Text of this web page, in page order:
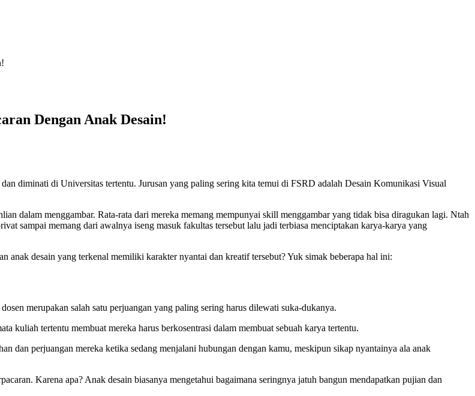
Dengan Anak Desain!
diminati di Universitas tertentu. Jurusan yang paling sering kita temui di FSRD adalah Desain Komunikasi Visual
dalam menggambar. Rata-rata dari mereka memang mempunyai skill menggambar yang tidak bisa diragukan lagi. Ntah
sampai memang dari awalnya iseng masuk fakultas tersebut lalu jadi terbiasa menciptakan karya-karya yang
desain yang terkenal memiliki karakter nyantai dan kreatif tersebut? Yuk simak beberapa hal ini:
merupakan salah satu perjuangan yang paling sering harus dilewati suka-dukanya.
kuliah tertentu membuat mereka harus berkosentrasi dalam membuat sebuah karya tertentu.
dan perjuangan mereka ketika sedang menjalani hubungan dengan kamu, meskipun sikap nyantainya ala anak
Karena apa? Anak desain biasanya mengetahui bagaimana seringnya jatuh bangun mendapatkan pujian dan